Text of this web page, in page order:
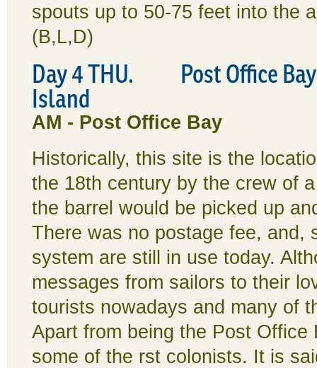
spouts up to 50-75 feet into the
(B,L,D)
Day 4 THU. Post Office Bay
Island
AM - Post Office Bay
Historically, this site is the
the 18th century by the crew of
the barrel would be picked up
There was no postage fee, and,
system are still in use today.
messages from sailors to their
tourists nowadays and many of
Apart from being the Post
some of the ­rst colonists. It is